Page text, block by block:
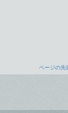
ページの先